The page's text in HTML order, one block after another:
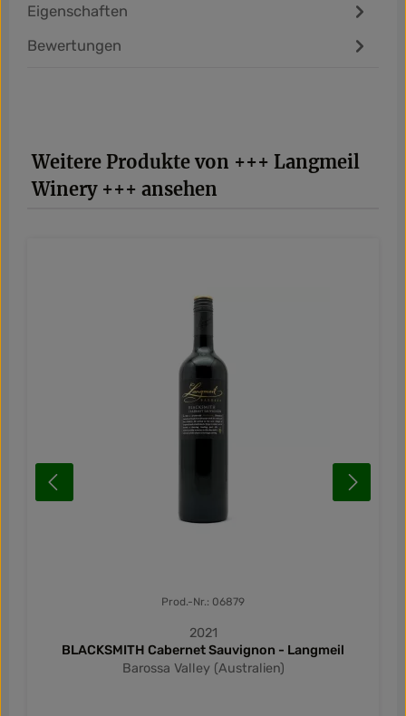
Eigenschaften
Bewertungen
Produktgalerie überspringen
Weitere Produkte von +++ Langmeil
Winery +++ ansehen
Prod.-Nr.: 06879
2021
BLACKSMITH Cabernet Sauvignon - Langmeil
Barossa Valley (Australien)